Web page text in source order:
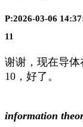
P:2026-03-06
11
谢谢，现在导
10，好了。
information